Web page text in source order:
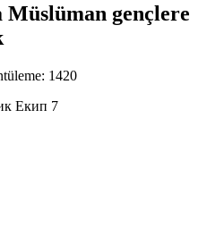
gençlere
1420
Екип 7